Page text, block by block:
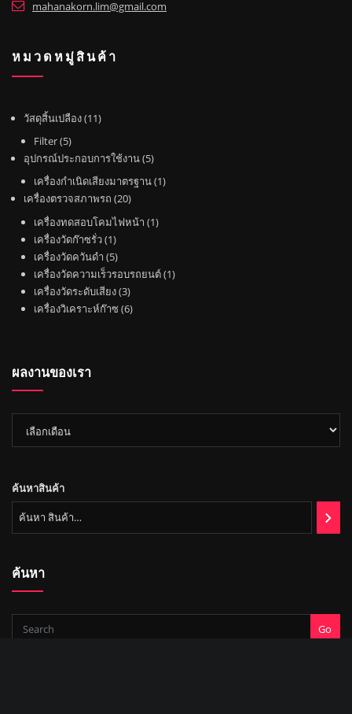
mahanakorn.lim@gmail.com
หมวดหมู่สินค้า
วัสดุสิ้นเปลือง 111
ค้
า
Filter 55
สิ
อุปกรณ์ประกอบการใช้งาน 55
สิ
า
เครื่องกำเนิดเสียงมาตรฐาน 11
เครื่องตรวจสภาพรถ 202
เครื่องทดสอบโคมไฟหน้า 11
ค้
เครื่องวัดก๊าซรั่ว 11
สิ
น
ค้
า
เครื่องวัดควันดำ 55
สิ
น
ค้
เครื่องวัดความเร็วรอบรถยนต์ 11
เครื่องวัดระดับเสียง 33
สิ
เครื่องวิเคราะห์ก๊าซ 66
ผลงานของเรา
งาน
ค้นหาสินค้า
ค้นหา
Go